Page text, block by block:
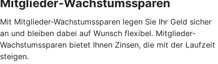
Mitglieder-Wachstumssparen
Mit Mitglieder-Wachstumssparen legen Sie Ihr Geld sicher
an und bleiben dabei auf Wunsch flexibel. Mitglieder-
Wachstumssparen bietet Ihnen Zinsen, die mit der Laufzeit
steigen.